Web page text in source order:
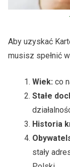
Aby uzyskać
musisz spełnić
Wiek: co
Stałe
Historia
stały